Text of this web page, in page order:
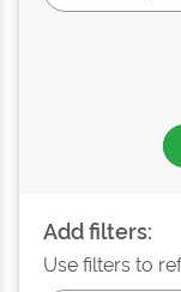
Add filters:
Use filters to